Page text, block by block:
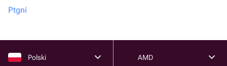
Ptgni
Polski AMD